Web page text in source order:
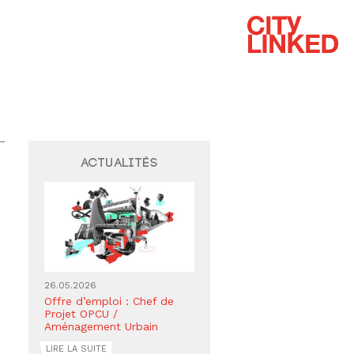
Actualités
26.05.2026
Offre d’emploi : Chef de
Projet OPCU /
Aménagement Urbain
LIRE LA SUITE